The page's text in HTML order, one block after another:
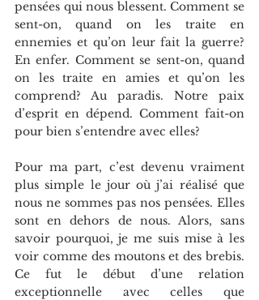
pensées qui nous blessent. Comment se
sent-on, quand on les traite en
ennemies et qu’on leur fait la guerre?
En enfer. Comment se sent-on, quand
on les traite en amies et qu’on les
comprend? Au paradis. Notre paix
d’esprit en dépend. Comment fait-on
pour bien s’entendre avec elles?
Pour ma part, c’est devenu vraiment
plus simple le jour où j’ai réalisé que
nous ne sommes pas nos pensées. Elles
sont en dehors de nous. Alors, sans
savoir pourquoi, je me suis mise à les
voir comme des moutons et des brebis.
Ce fut le début d’une relation
exceptionnelle avec celles que